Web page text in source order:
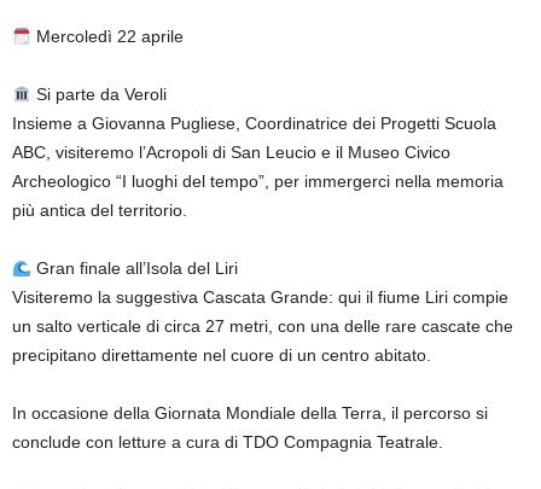
Mercoledì 22 aprile
Si parte da Veroli
Insieme a Giovanna Pugliese, Coordinatrice dei Progetti Scuola
ABC, visiteremo l’Acropoli di San Leucio e il Museo Civico
Archeologico “I luoghi del tempo”, per immergerci nella memoria
più antica del territorio.
Gran finale all’Isola del Liri
Visiteremo la suggestiva Cascata Grande: qui il fiume Liri compie
un salto verticale di circa 27 metri, con una delle rare cascate che
precipitano direttamente nel cuore di un centro abitato.
In occasione della Giornata Mondiale della Terra, il percorso si
conclude con letture a cura di TDO Compagnia Teatrale.